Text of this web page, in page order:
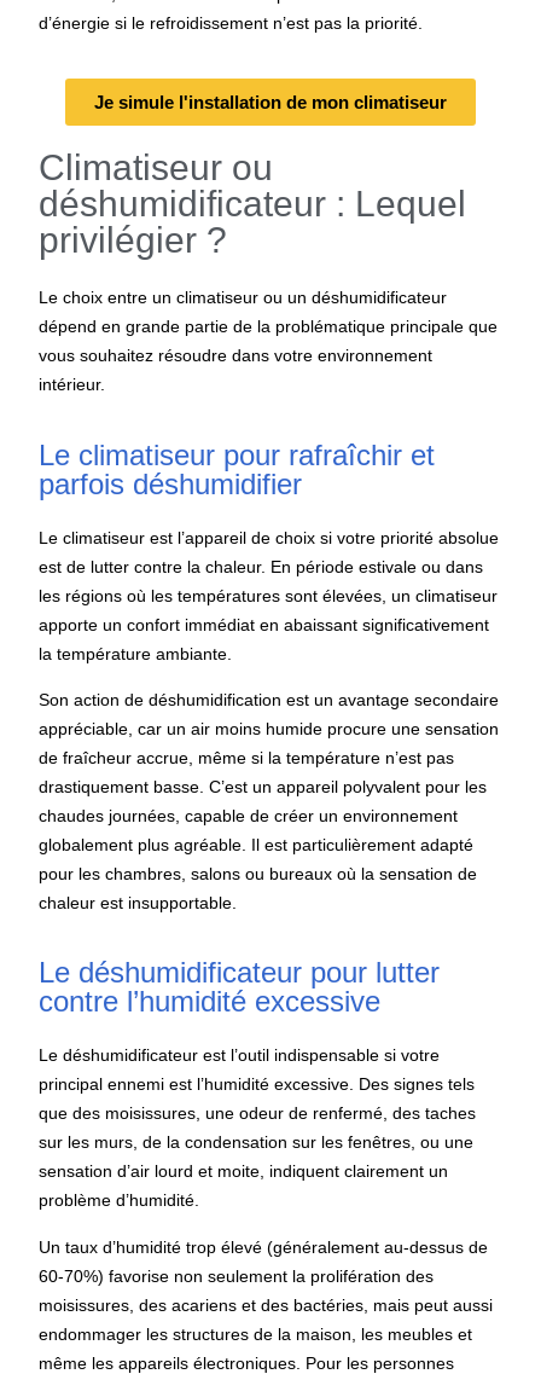
d’énergie si le refroidissement n’est pas la priorité.
Je simule l'installation de mon climatiseur
Climatiseur ou
déshumidificateur : Lequel
privilégier ?
Le choix entre un climatiseur ou un déshumidificateur
dépend en grande partie de la problématique principale que
vous souhaitez résoudre dans votre environnement
intérieur.
Le climatiseur pour rafraîchir et
parfois déshumidifier
Le climatiseur est l’appareil de choix si votre priorité absolue
est de lutter contre la chaleur. En période estivale ou dans
les régions où les températures sont élevées, un climatiseur
apporte un confort immédiat en abaissant significativement
la température ambiante.
Son action de déshumidification est un avantage secondaire
appréciable, car un air moins humide procure une sensation
de fraîcheur accrue, même si la température n’est pas
drastiquement basse. C’est un appareil polyvalent pour les
chaudes journées, capable de créer un environnement
globalement plus agréable. Il est particulièrement adapté
pour les chambres, salons ou bureaux où la sensation de
chaleur est insupportable.
Le déshumidificateur pour lutter
contre l’humidité excessive
Le déshumidificateur est l’outil indispensable si votre
principal ennemi est l’humidité excessive. Des signes tels
que des moisissures, une odeur de renfermé, des taches
sur les murs, de la condensation sur les fenêtres, ou une
sensation d’air lourd et moite, indiquent clairement un
problème d’humidité.
Un taux d’humidité trop élevé (généralement au-dessus de
60-70%) favorise non seulement la prolifération des
moisissures, des acariens et des bactéries, mais peut aussi
endommager les structures de la maison, les meubles et
même les appareils électroniques. Pour les personnes